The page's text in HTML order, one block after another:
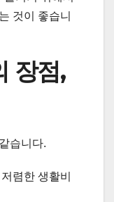
것이 좋습니
장점,
습니다.
렴한 생활비